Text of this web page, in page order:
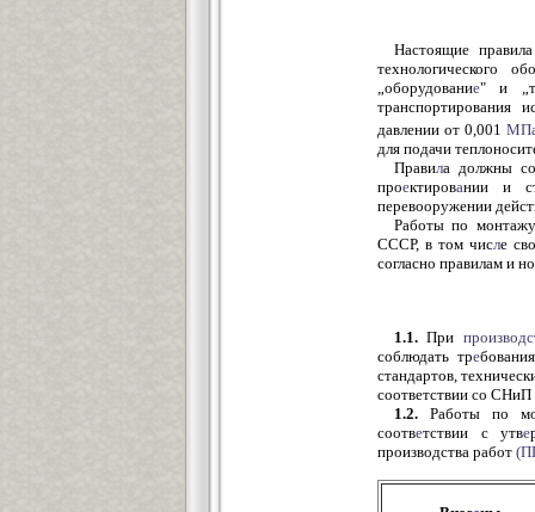
Настоящие
технологического
„оборудование" и
транспортирования
давлении от 0,001
для подачи
Правила должны
проектировании и
перевооружении
Работы по
СССР, в том числе
согласно правилам и
1.1. При
соблюдать тре
стандартов,
соответствии со
1.2. Работы по
соответствии с утве
производства работ